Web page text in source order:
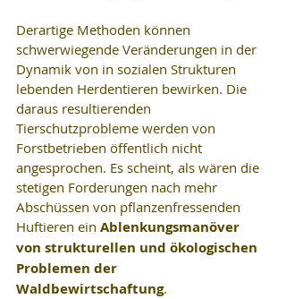
Derartige Methoden können
schwerwiegende Veränderungen in der
Dynamik von in sozialen Strukturen
lebenden Herdentieren bewirken. Die
daraus resultierenden
Tierschutzprobleme werden von
Forstbetrieben öffentlich nicht
angesprochen. Es scheint, als wären die
stetigen Forderungen nach mehr
Abschüssen von pflanzenfressenden
Huftieren ein Ablenkungsmanöver
von strukturellen und ökologischen
Problemen der
Waldbewirtschaftung.